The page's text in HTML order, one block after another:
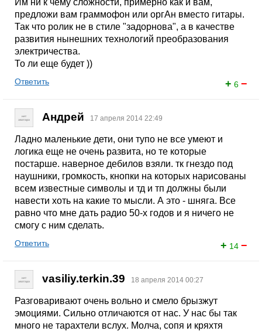
Им ни к чему сложности, примерно как и вам,
предложи вам граммофон или оргАн вместо гитары.
Так что ролик не в стиле "задорнова", а в качестве
развития нынешних технологий преобразования
электричества.
То ли еще будет ))
+ 6 −
Ответить
Андрей 17 апреля 2014 22:49
Ладно маленькие дети, они тупо не все умеют и
логика еще не очень развита, но те которые
постарше. наверное дебилов взяли. тк гнездо под
наушники, громкость, кнопки на которых нарисованы
всем известные символы и тд и тп должны были
навести хоть на какие то мысли. А это - шняга. Все
равно что мне дать радио 50-х годов и я ничего не
смогу с ним сделать.
+ 14 −
Ответить
vasiliy.terkin.39 18 апреля 2014 00:27
Разговаривают очень вольно и смело брызжут
эмоциями. Сильно отличаются от нас. У нас бы так
много не тарахтели вслух. Молча, сопя и кряхтя